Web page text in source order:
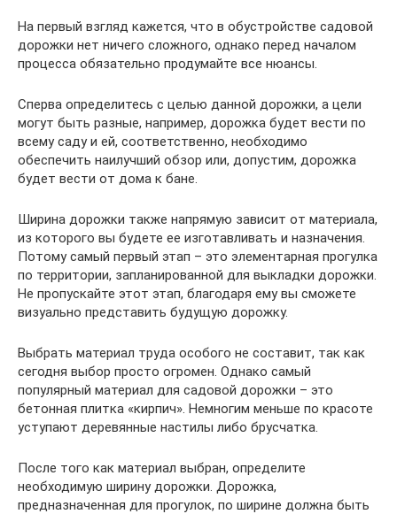
На первый взгляд кажется, что в обустройстве садовой
дорожки нет ничего сложного, однако перед началом
процесса обязательно продумайте все нюансы.
Сперва определитесь с целью данной дорожки, а цели
могут быть разные, например, дорожка будет вести по
всему саду и ей, соответственно, необходимо
обеспечить наилучший обзор или, допустим, дорожка
будет вести от дома к бане.
Ширина дорожки также напрямую зависит от материала,
из которого вы будете ее изготавливать и назначения.
Потому самый первый этап – это элементарная прогулка
по территории, запланированной для выкладки дорожки.
Не пропускайте этот этап, благодаря ему вы сможете
визуально представить будущую дорожку.
Выбрать материал труда особого не составит, так как
сегодня выбор просто огромен. Однако самый
популярный материал для садовой дорожки – это
бетонная плитка «кирпич». Немногим меньше по красоте
уступают деревянные настилы либо брусчатка.
После того как материал выбран, определите
необходимую ширину дорожки. Дорожка,
предназначенная для прогулок, по ширине должна быть